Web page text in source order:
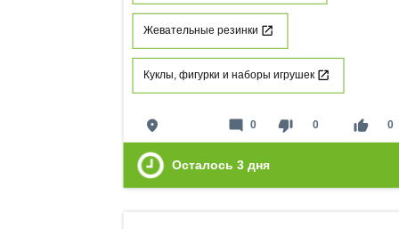
Жевательные резинки
Куклы, фигурки и наборы игрушек
place thumb_down 0 thumb_up 0
mode_comment 0
Осталось 3 дня